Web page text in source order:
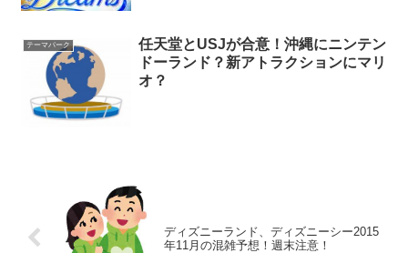
テーマパーク
任天堂とUSJが合意！沖縄にニンテン
ドーランド？新アトラクションにマリ
オ？
ディズニーランド、ディズニーシー2015
年11月の混雑予想！週末注意！